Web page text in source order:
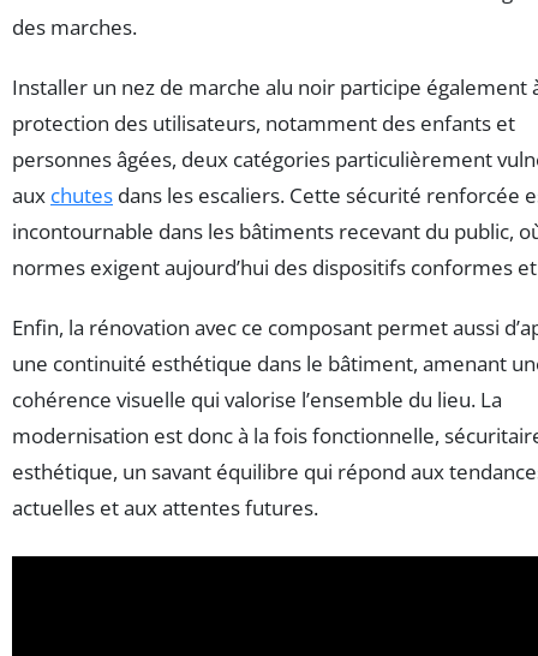
des marches.
Installer un nez de marche alu noir participe également
protection des utilisateurs, notamment des enfants et
personnes âgées, deux catégories particulièrement
aux chutes dans les escaliers. Cette sécurité renforcée
incontournable dans les bâtiments recevant du public,
normes exigent aujourd’hui des dispositifs conformes
Enfin, la rénovation avec ce composant permet aussi
une continuité esthétique dans le bâtiment, amenant
cohérence visuelle qui valorise l’ensemble du lieu. La
modernisation est donc à la fois fonctionnelle,
esthétique, un savant équilibre qui répond aux
actuelles et aux attentes futures.